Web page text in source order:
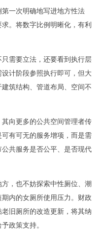
一次明确地写进地方性法
。将数字比例明晰化，有利
需要立法，还要看到执行层
计阶段参照执行即可，但大
筑结构、管道布局、空间不
向更多的公共空间管理者传
有可无的服务增项，而是需
共服务是否公平、是否现代
，也不妨探索中性厕位、潮
内的女厕所使用压力。财政
旧厕所的改造更新，将其纳
政策支持。